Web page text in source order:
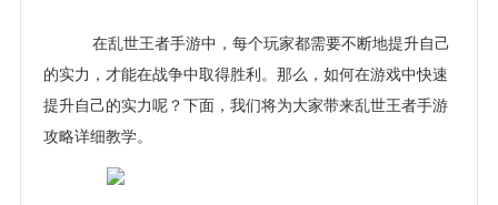
在乱世王者手游中，每个玩家都需要不断地提升自己
的实力，才能在战争中取得胜利。那么，如何在游戏中快速
提升自己的实力呢？下面，我们将为大家带来乱世王者手游
攻略详细教学。